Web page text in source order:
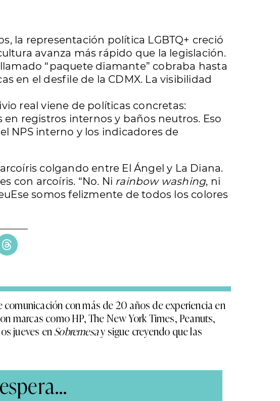
la representación política LGBTQ+ creció
avanza más rápido que la legislación.
“paquete diamante” cobraba hasta
en el desfile de la CDMX. La visibilidad
real viene de políticas concretas:
registros internos y baños neutros. Eso
NPS interno y los indicadores de
colgando entre El Ángel y La Diana.
con arcoíris. “No. Ni rainbow washing, ni
somos felizmente de todos los colores
con más de 20 años de experiencia en
marcas como HP, The New York Times, Peanuts,
jueves en Sobremesay sigue creyendo que las